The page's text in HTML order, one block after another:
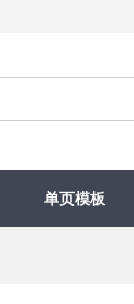
单页模板